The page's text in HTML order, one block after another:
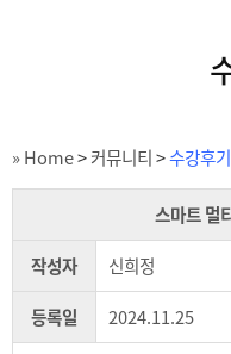
» Home>커뮤니티>수강후기
스마트 멀
작성자
신희정
등록일
2024.11.25